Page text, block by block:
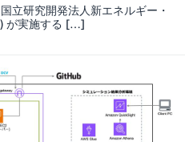
立研究開発法人新エネルギー・
が実施する […]